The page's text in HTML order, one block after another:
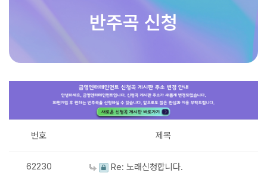
반주곡 신청
번호 제목
62230 Re: 노래신청합니다.